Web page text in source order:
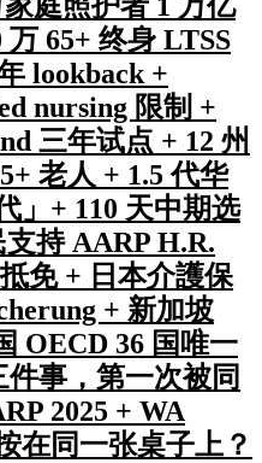
庭照护者 1 万亿
65+ 终身 LTSS
lookback +
nursing 限制 +
三年试点 + 12 州
老人 + 1.5 代华
」+ 110 天中期选
持 AARP H.R.
免 + 日本介護保
+ 新加坡
OECD 36 国唯一
事，第一次被同
2025 + WA
在同一张桌子上？